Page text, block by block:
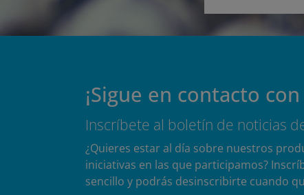
¡Sigue en contacto
Inscríbete al boletín de noticias
¿Quieres estar al día sobre nuestros
iniciativas en las que participamos?
sencillo y podrás desinscribirte cuando